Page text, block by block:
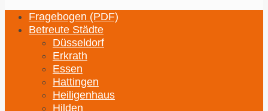
Fragebogen (PDF)
Betreute Städte
Düsseldorf
Erkrath
Essen
Hattingen
Heiligenhaus
Hilden